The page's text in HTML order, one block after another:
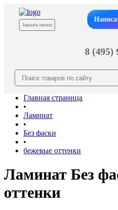
Заказать звонок
8 (495)
Главная страница
•
Ламинат
•
Без фаски
•
бежевые оттенки
Ламинат Без
оттенки